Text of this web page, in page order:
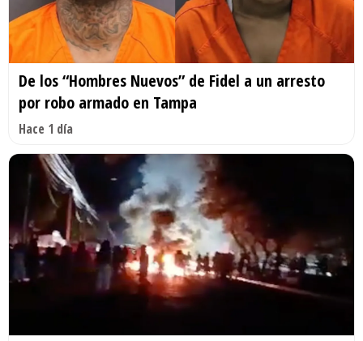
De los “Hombres Nuevos” de Fidel a un arresto
por robo armado en Tampa
Hace 1 día